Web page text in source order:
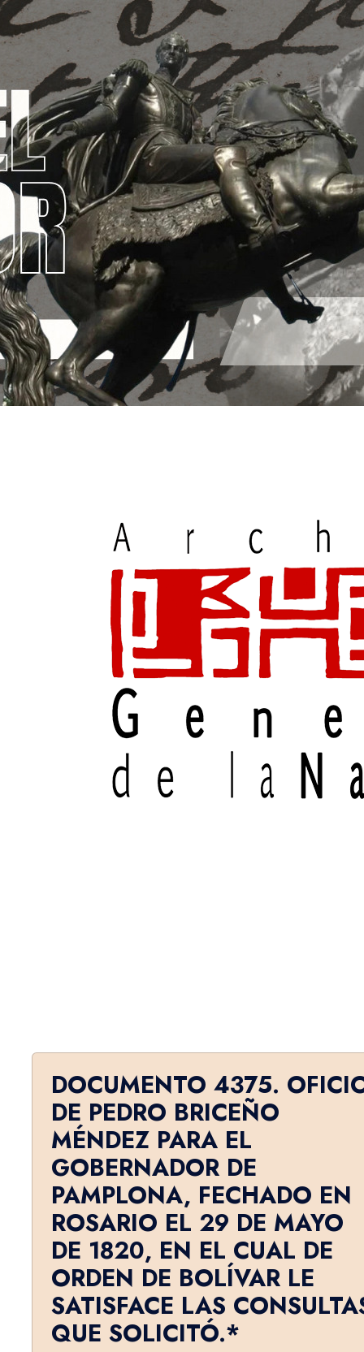
DOCUMENTO 4375.
DE PEDRO BRICEÑO
MÉNDEZ PARA EL
GOBERNADOR DE
PAMPLONA, FECHADO EN
ROSARIO EL 29 DE MAYO
DE 1820, EN EL CUAL DE
ORDEN DE BOLÍVAR LE
SATISFACE LAS
QUE SOLICITÓ.*